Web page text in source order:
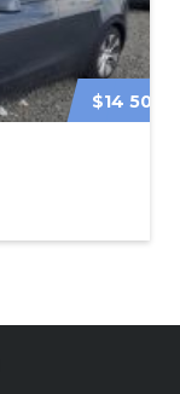
$14 500